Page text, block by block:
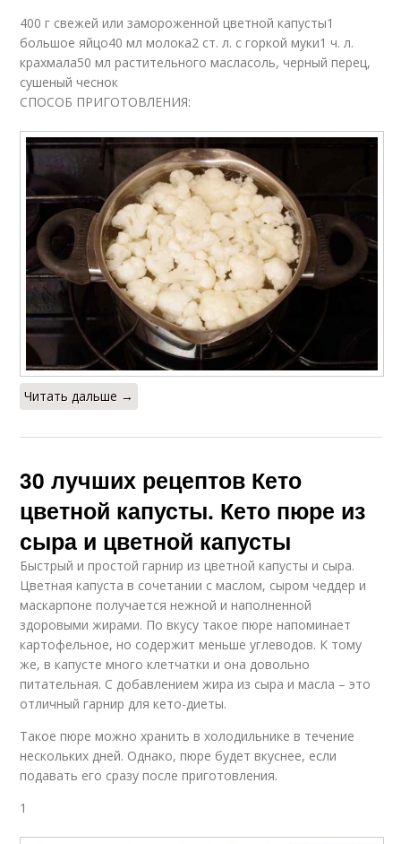
400 г свежей или замороженной цветной капусты1
большое яйцо40 мл молока2 ст. л. с горкой муки1 ч. л.
крахмала50 мл растительного масласоль, черный перец,
сушеный чеснок
СПОСОБ ПРИГОТОВЛЕНИЯ:
Читать дальше →
30 лучших рецептов Кето
цветной капусты. Кето пюре из
сыра и цветной капусты
Быстрый и простой гарнир из цветной капусты и сыра.
Цветная капуста в сочетании с маслом, сыром чеддер и
маскарпоне получается нежной и наполненной
здоровыми жирами. По вкусу такое пюре напоминает
картофельное, но содержит меньше углеводов. К тому
же, в капусте много клетчатки и она довольно
питательная. С добавлением жира из сыра и масла – это
отличный гарнир для кето-диеты.
Такое пюре можно хранить в холодильнике в течение
нескольких дней. Однако, пюре будет вкуснее, если
подавать его сразу после приготовления.
1